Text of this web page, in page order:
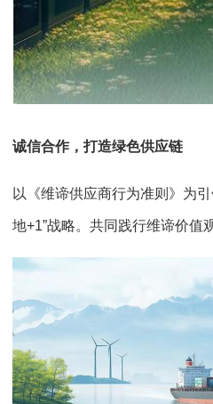
诚信合作，打造绿色供应链
以《维谛供应商行为准则》为
地+1”战略。共同践行维谛价值